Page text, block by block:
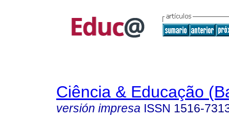
Ciência & Educação
versión impresa ISSN 1516-